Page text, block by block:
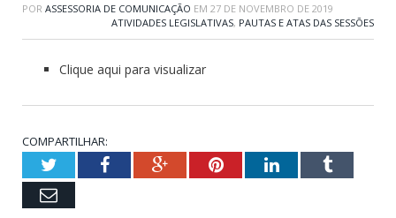
POR ASSESSORIA DE COMUNICAÇÃO EM 27 DE NOVEMBRO DE 2019
ATIVIDADES LEGISLATIVAS, PAUTAS E ATAS DAS SESSÕES
Clique aqui para visualizar
COMPARTILHAR:
TwitterFacebookGoogle+PinterestLinkedInTumblr
Email